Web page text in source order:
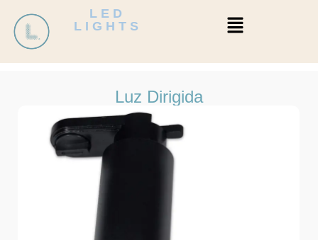
LED
LIGHTS
Luz Dirigida